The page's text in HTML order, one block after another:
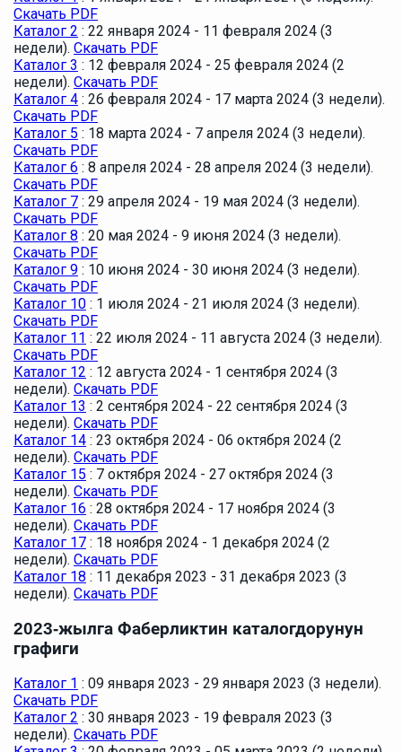
Скачать PDF
Каталог 2 : 22 января 2024 - 11 февраля 2024 (3
недели). Скачать PDF
Каталог 3 : 12 февраля 2024 - 25 февраля 2024 (2
недели). Скачать PDF
Каталог 4 : 26 февраля 2024 - 17 марта 2024 (3 недели).
Скачать PDF
Каталог 5 : 18 марта 2024 - 7 апреля 2024 (3 недели).
Скачать PDF
Каталог 6 : 8 апреля 2024 - 28 апреля 2024 (3 недели).
Скачать PDF
Каталог 7 : 29 апреля 2024 - 19 мая 2024 (3 недели).
Скачать PDF
Каталог 8 : 20 мая 2024 - 9 июня 2024 (3 недели).
Скачать PDF
Каталог 9 : 10 июня 2024 - 30 июня 2024 (3 недели).
Скачать PDF
Каталог 10 : 1 июля 2024 - 21 июля 2024 (3 недели).
Скачать PDF
Каталог 11 : 22 июля 2024 - 11 августа 2024 (3 недели).
Скачать PDF
Каталог 12 : 12 августа 2024 - 1 сентября 2024 (3
недели). Скачать PDF
Каталог 13 : 2 сентября 2024 - 22 сентября 2024 (3
недели). Скачать PDF
Каталог 14 : 23 октября 2024 - 06 октября 2024 (2
недели). Скачать PDF
Каталог 15 : 7 октября 2024 - 27 октября 2024 (3
недели). Скачать PDF
Каталог 16 : 28 октября 2024 - 17 ноября 2024 (3
недели). Скачать PDF
Каталог 17 : 18 ноября 2024 - 1 декабря 2024 (2
недели). Скачать PDF
Каталог 18 : 11 декабря 2023 - 31 декабря 2023 (3
недели). Скачать PDF
2023-жылга Фаберликтин каталогдорунун
графиги
Каталог 1 : 09 января 2023 - 29 января 2023 (3 недели).
Скачать PDF
Каталог 2 : 30 января 2023 - 19 февраля 2023 (3
недели). Скачать PDF